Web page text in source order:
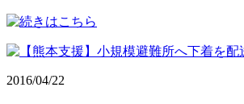
2016/04/22